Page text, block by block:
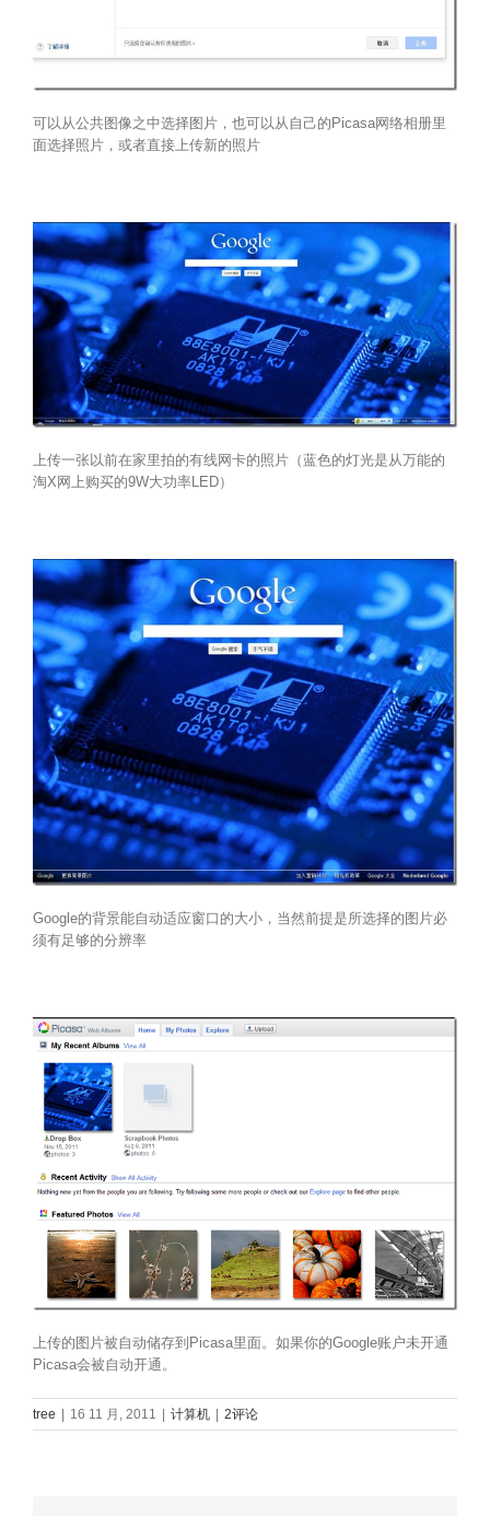
可以从公共图像之中选择图片，也可以从自己的Picasa网络相册里
面选择照片，或者直接上传新的照片
上传一张以前在家里拍的有线网卡的照片（蓝色的灯光是从万能的
淘X网上购买的9W大功率LED）
Google的背景能自动适应窗口的大小，当然前提是所选择的图片必
须有足够的分辨率
上传的图片被自动储存到Picasa里面。如果你的Google账户未开通
Picasa会被自动开通。
tree 16 11 月, 2011 计算机 2评论